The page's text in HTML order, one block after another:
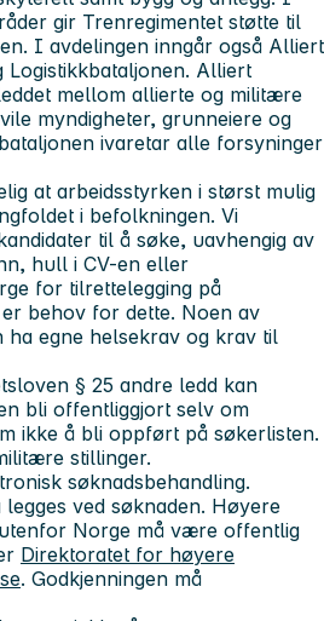
gir Trenregimentet støtte til
I avdelingen inngår også Alliert
Logistikkbataljonen. Alliert
mellom allierte og militære
myndigheter, grunneiere og
ivaretar alle forsyninger
at arbeidsstyrken i størst mulig
i befolkningen. Vi
til å søke, uavhengig av
hull i CV-en eller
for tilrettelegging på
behov for dette. Noen av
ha egne helsekrav og krav til
§ 25 andre ledd kan
bli offentliggjort selv om
ikke å bli oppført på søkerlisten.
stillinger.
søknadsbehandling.
ved søknaden. Høyere
Norge må være offentlig
Direktoratet for høyere
. Godkjenningen må